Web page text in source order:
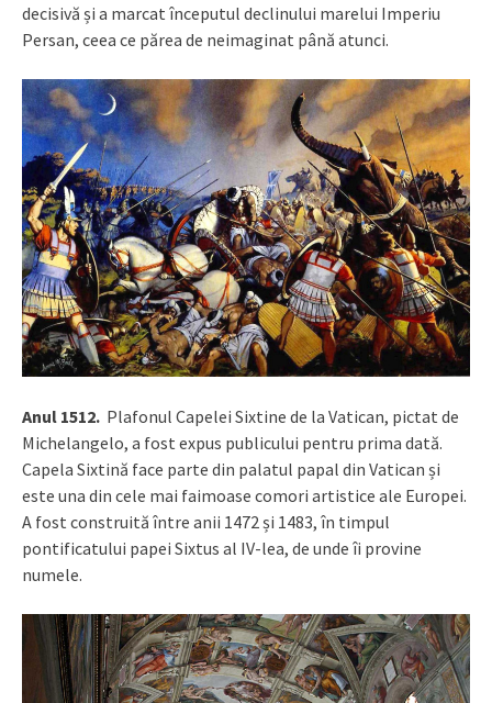
decisivă și a marcat începutul declinului marelui Imperiu
Persan, ceea ce părea de neimaginat până atunci.
Anul 1512. Plafonul Capelei Sixtine de la Vatican, pictat de
Michelangelo, a fost expus publicului pentru prima dată.
Capela Sixtină face parte din palatul papal din Vatican și
este una din cele mai faimoase comori artistice ale Europei.
A fost construită între anii 1472 și 1483, în timpul
pontificatului papei Sixtus al IV-lea, de unde îi provine
numele.